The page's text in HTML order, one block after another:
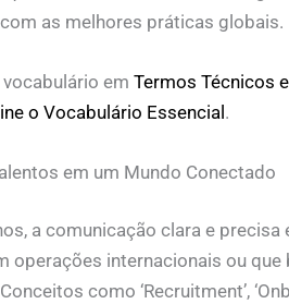
as melhores práticas globais.
em Termos Técnicos
o Vocabulário Essencial.
em um Mundo Conectado
a comunicação clara e precisa
operações internacionais ou
como ‘Recruitment’,